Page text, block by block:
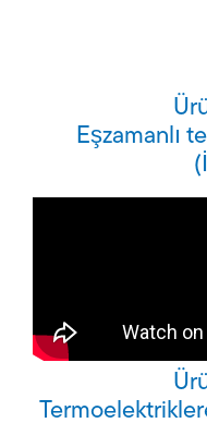
Eşzamanlı